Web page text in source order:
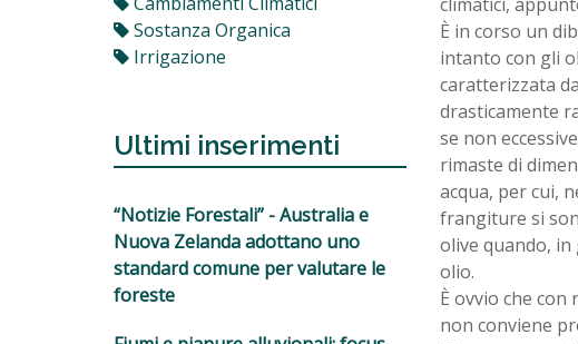
Sostanza Organica
Irrigazione
Ultimi inserimenti
“Notizie Forestali” - Australia e
Nuova Zelanda adottano uno
standard comune per valutare le
foreste
È in corso un
intanto con gli
caratterizzata
drasticamente
se non
rimaste di
acqua, per cui,
frangiture si
olive quando, in
olio.
È ovvio che con
non conviene